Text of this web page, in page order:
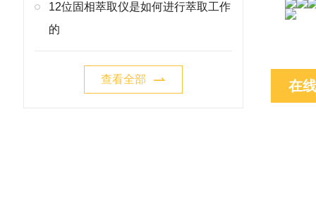
12位固相萃取仪是如何进行萃取工作
的
查看全部 在